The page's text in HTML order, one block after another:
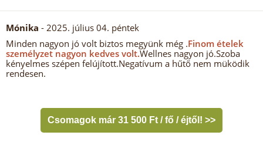
Mónika - 2025. július 04. péntek
Minden nagyon jó volt biztos megyünk még .Finom ételek
személyzet nagyon kedves volt.Wellnes nagyon jó.Szoba
kényelmes szépen felújított.Negatívum a hűtő nem müködik
rendesen.
Csomagok már 31 500 Ft / fő / éjtől! >>